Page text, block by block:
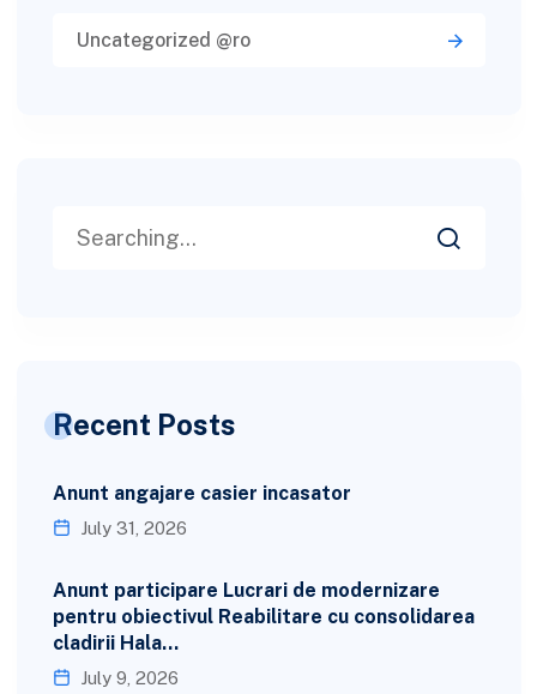
Uncategorized @ro
Recent Posts
Anunt angajare casier incasator
July 31, 2026
Anunt participare Lucrari de modernizare
pentru obiectivul Reabilitare cu consolidarea
cladirii Hala…
July 9, 2026